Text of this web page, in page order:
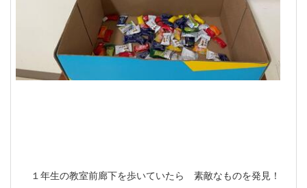
１年生の教室前廊下を歩いていたら 素敵なものを発見！